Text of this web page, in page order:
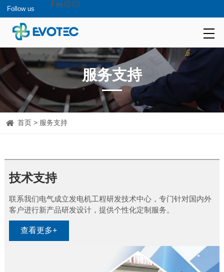
Follow us
服务支持
首页 > 服务支持
技术支持
联系我们电气成立发电机工程研发技术中心，专门针对国内外
客户进行新产品研发设计，提供个性化定制服务。
查看更多+